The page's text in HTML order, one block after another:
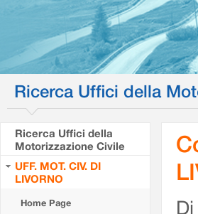
Ricerca Uffici della
Ricerca Uffici della
Motorizzazione Civile
UFF. MOT. CIV. DI
LIVORNO
Home Page